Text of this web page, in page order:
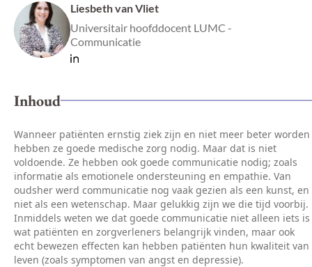
Liesbeth van Vliet
Universitair hoofddocent LUMC -
Communicatie
Inhoud
Wanneer patiënten ernstig ziek zijn en niet meer beter worden
hebben ze goede medische zorg nodig. Maar dat is niet
voldoende. Ze hebben ook goede communicatie nodig; zoals
informatie als emotionele ondersteuning en empathie. Van
oudsher werd communicatie nog vaak gezien als een kunst, en
niet als een wetenschap. Maar gelukkig zijn we die tijd voorbij.
Inmiddels weten we dat goede communicatie niet alleen iets is
wat patiënten en zorgverleners belangrijk vinden, maar ook
echt bewezen effecten kan hebben patiënten hun kwaliteit van
leven (zoals symptomen van angst en depressie).